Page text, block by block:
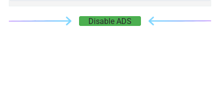
Disable ADS